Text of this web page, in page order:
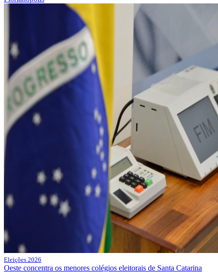
Eleições 2026
Oeste concentra os menores colégios eleitorais de Santa Catarina